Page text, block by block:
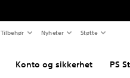
Tilbehør Nyheter Støtte
Konto og sikkerhet PS